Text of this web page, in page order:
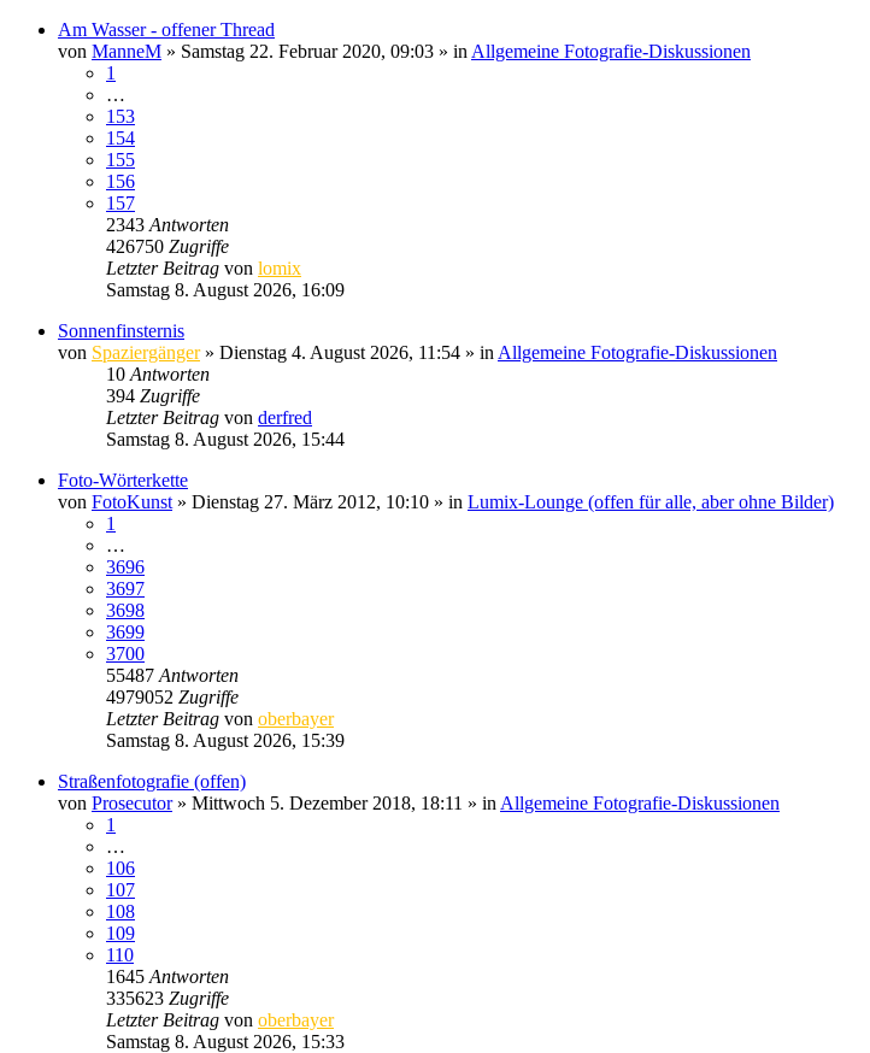
Am Wasser - offener Thread
von ManneM » Samstag 22. Februar 2020, 09:03 » in Allgemeine Fotografie-Diskussionen
1
…
153
154
155
156
157
2343 Antworten
426750 Zugriffe
Letzter Beitrag von lomix
Samstag 8. August 2026, 16:09
Sonnenfinsternis
von Spaziergänger» Dienstag 4. August 2026, 11:54 » in Allgemeine Fotografie-Diskussionen
10 Antworten
394 Zugriffe
Letzter Beitrag von derfred
Samstag 8. August 2026, 15:44
Foto-Wörterkette
von FotoKunst » Dienstag 27. März 2012, 10:10 » in Lumix-Lounge (offen für alle, aber ohne Bilder)
1
…
3696
3697
3698
3699
3700
55487 Antworten
4979052 Zugriffe
Letzter Beitrag von oberbayer
Samstag 8. August 2026, 15:39
Straßenfotografie (offen)
von Prosecutor» Mittwoch 5. Dezember 2018, 18:11 » in Allgemeine Fotografie-Diskussionen
1
…
106
107
108
109
110
1645 Antworten
335623 Zugriffe
Letzter Beitrag von oberbayer
Samstag 8. August 2026, 15:33